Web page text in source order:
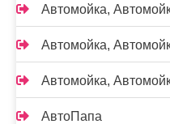
Автомойка,
Автомойка,
Автомойка,
АвтоПапа